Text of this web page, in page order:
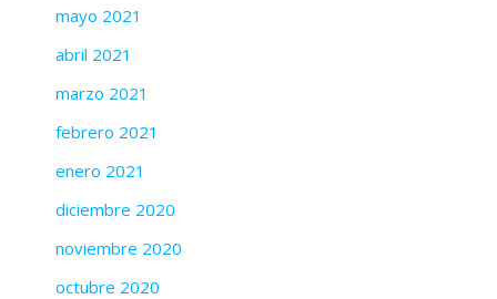
mayo 2021
abril 2021
marzo 2021
febrero 2021
enero 2021
diciembre 2020
noviembre 2020
octubre 2020